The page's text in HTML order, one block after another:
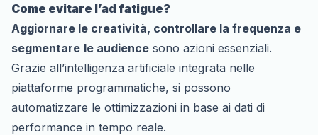
Come evitare l’ad fatigue?
Aggiornare le creatività, controllare la frequenza e
segmentare le audience sono azioni essenziali.
Grazie all’intelligenza artificiale integrata nelle
piattaforme programmatiche, si possono
automatizzare le ottimizzazioni in base ai dati di
performance in tempo reale.